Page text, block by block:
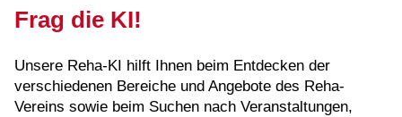
Frag die KI!
Unsere Reha-KI hilft Ihnen beim Entdecken der
verschiedenen Bereiche und Angebote des Reha-
Vereins sowie beim Suchen nach Veranstaltungen,